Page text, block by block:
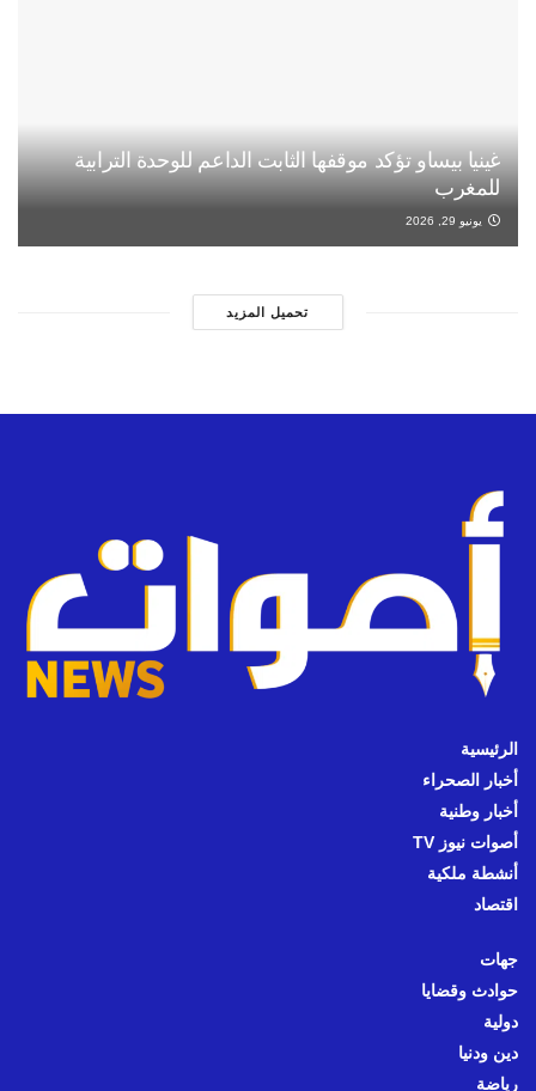
غينيا بيساو تؤكد موقفها الثابت الداعم للوحدة الترابية
للمغرب
يونيو 29, 2026
تحميل المزيد
الرئيسية
أخبار الصحراء
أخبار وطنية
أصوات نيوز TV
أنشطة ملكية
اقتصاد
جهات
حوادث وقضايا
دولية
دين ودنيا
رياضة